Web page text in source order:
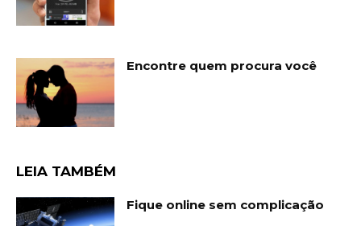
Encontre quem procura você
LEIA TAMBÉM
Fique online sem complicação